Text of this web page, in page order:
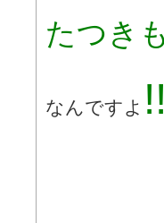
たつき
なんですよ !!